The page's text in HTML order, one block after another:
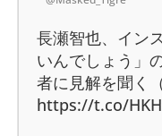
長瀬智也、イン
いんでしょう」
者に見解を聞く
https://t.co/